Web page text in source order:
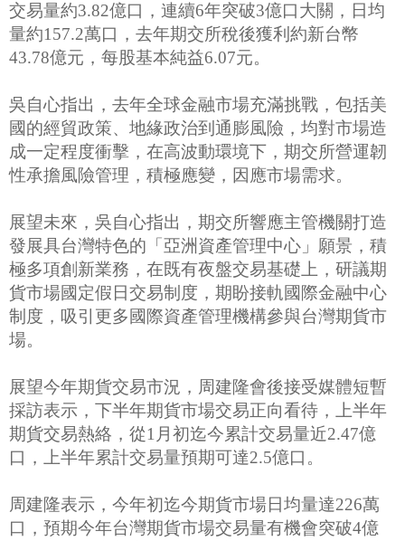
交易量約3.82億口，連續6年突破3億口大關，日均
量約157.2萬口，去年期交所稅後獲利約新台幣
43.78億元，每股基本純益6.07元。
吳自心指出，去年全球金融市場充滿挑戰，包括美
國的經貿政策、地緣政治到通膨風險，均對市場造
成一定程度衝擊，在高波動環境下，期交所營運韌
性承擔風險管理，積極應變，因應市場需求。
展望未來，吳自心指出，期交所響應主管機關打造
發展具台灣特色的「亞洲資產管理中心」願景，積
極多項創新業務，在既有夜盤交易基礎上，研議期
貨市場國定假日交易制度，期盼接軌國際金融中心
制度，吸引更多國際資產管理機構參與台灣期貨市
場。
展望今年期貨交易市況，周建隆會後接受媒體短暫
採訪表示，下半年期貨市場交易正向看待，上半年
期貨交易熱絡，從1月初迄今累計交易量近2.47億
口，上半年累計交易量預期可達2.5億口。
周建隆表示，今年初迄今期貨市場日均量達226萬
口，預期今年台灣期貨市場交易量有機會突破4億